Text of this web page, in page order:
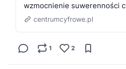
wzmocnienie suwerenności
centrumcyfrowe.pl
1 2